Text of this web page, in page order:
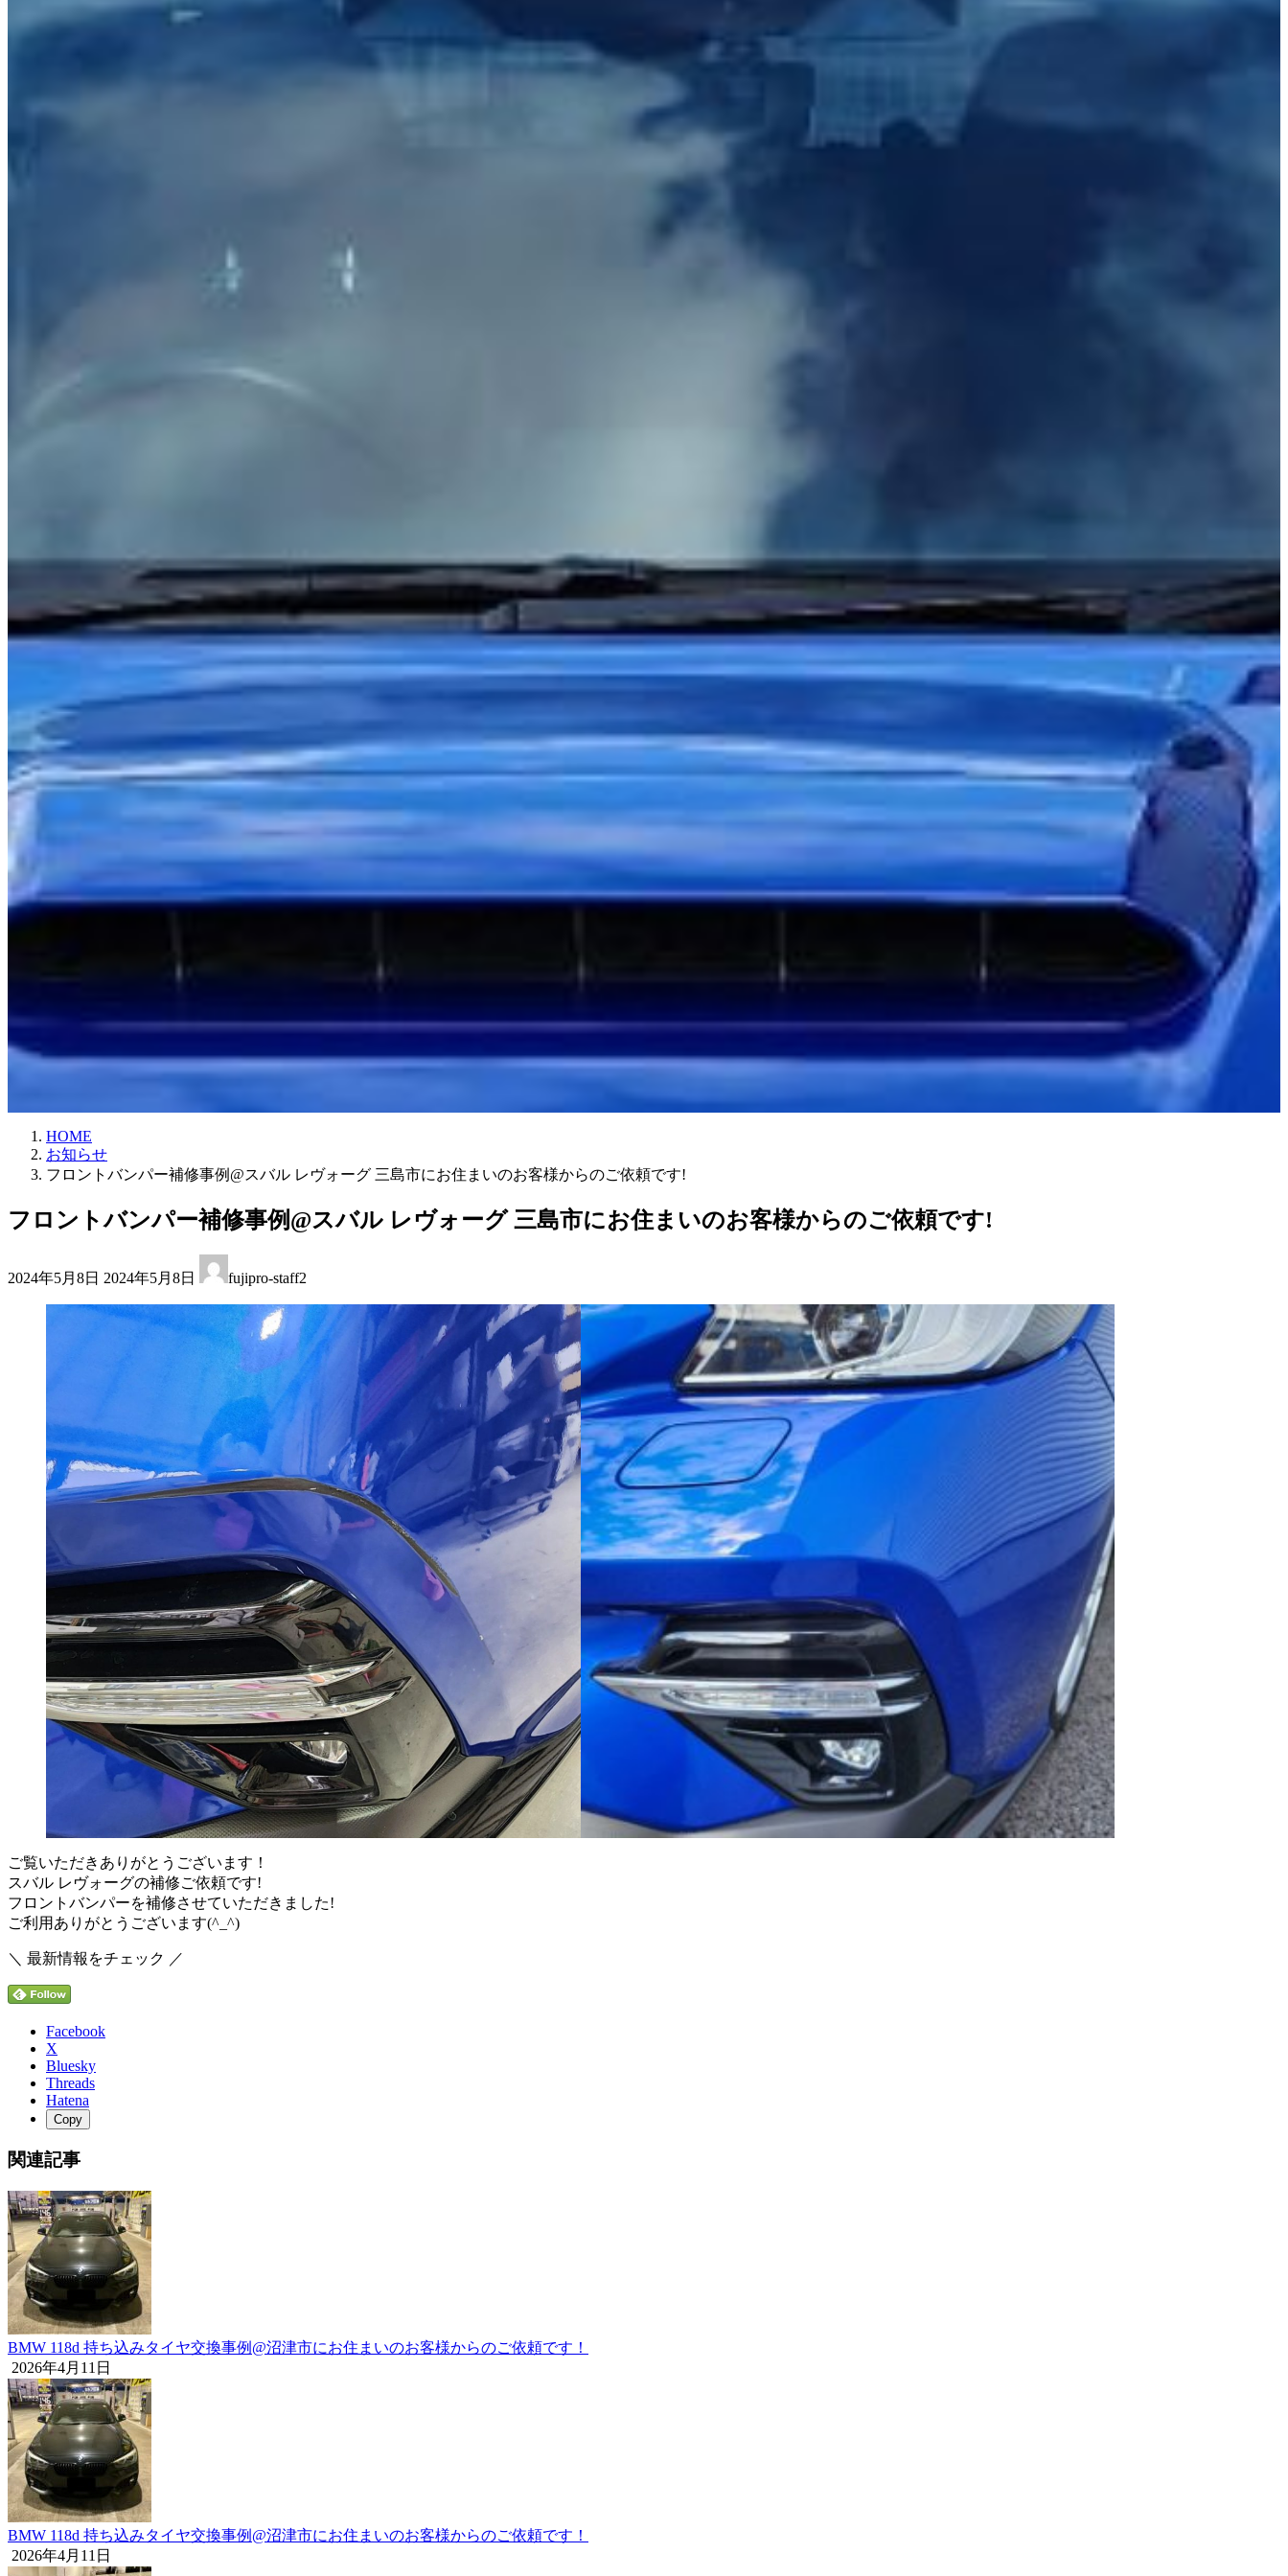
HOME
お知らせ
フロントバンパー補修事例@スバル レヴォーグ 三島市にお住まいのお客様からのご依頼です!
フロントバンパー補修事例@スバル レヴォーグ 三島市にお住まいのお客様からのご依頼です!
2024年5月8日 終
更
新
2024年5月8日 fujipro-staff2
ご覧いただきありがとうございます！
スバル レヴォーグの補修ご依頼です!
フロントバンパーを補修させていただきました!
ご利用ありがとうございます(^_^)
＼ 最新情報をチェック ／
Facebook
X
Bluesky
Threads
Hatena
Copy
関連記事
BMW 118d 持ち込みタイヤ交換事例@沼津市にお住まいのお客様からのご依頼です！
2026年4月11日
BMW 118d 持ち込みタイヤ交換事例@沼津市にお住まいのお客様からのご依頼です！
2026年4月11日